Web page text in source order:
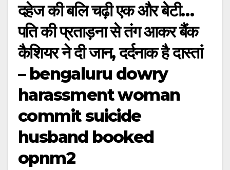
दहेज की बलि चढ़ी एक और बेटी…
पति की प्रताड़ना से तंग आकर बैंक
कैशियर ने दी जान, दर्दनाक है दास्तां
– bengaluru dowry
harassment woman
commit suicide
husband booked
opnm2